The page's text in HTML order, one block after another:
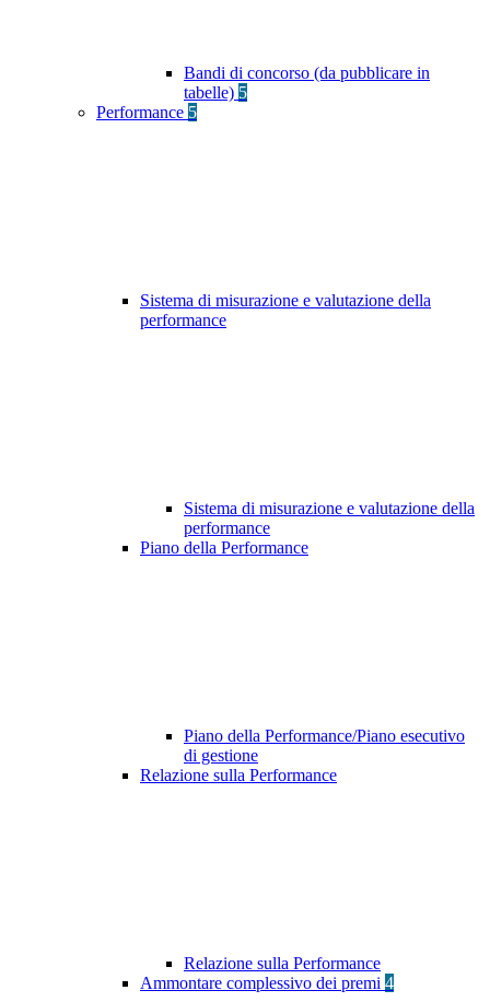
Bandi di concorso (da pubblicare in
tabelle) 5
Performance 5
Sistema di misurazione e valutazione della
performance
Sistema di misurazione e valutazione della
performance
Piano della Performance
Piano della Performance/Piano esecutivo
di gestione
Relazione sulla Performance
Relazione sulla Performance
Ammontare complessivo dei premi 4